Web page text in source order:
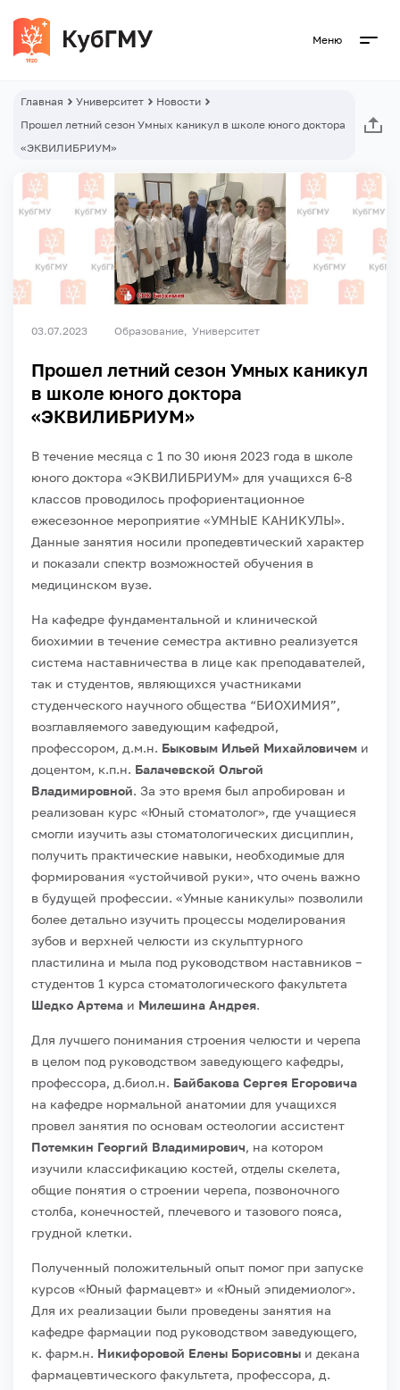
Меню
Главная Университет
Новости
Прошел летний сезон Умных каникул в школе юного доктора
«ЭКВИЛИБРИУМ»
03.07.2023 Образование Университет
Прошел летний сезон Умных каникул
в школе юного доктора
«ЭКВИЛИБРИУМ»
В течение месяца с 1 по 30 июня 2023 года в школе
юного доктора «ЭКВИЛИБРИУМ» для учащихся 6-8
классов проводилось профориентационное
ежесезонное мероприятие «УМНЫЕ КАНИКУЛЫ».
Данные занятия носили пропедевтический характер
и показали спектр возможностей обучения в
медицинском вузе.
На кафедре фундаментальной и клинической
биохимии в течение семестра активно реализуется
система наставничества в лице как преподавателей,
так и студентов, являющихся участниками
студенческого научного общества “БИОХИМИЯ”,
возглавляемого заведующим кафедрой,
профессором, д.м.н. Быковым Ильей Михайловичем и
доцентом, к.п.н. Балачевской Ольгой
Владимировной. За это время был апробирован и
реализован курс «Юный стоматолог», где учащиеся
смогли изучить азы стоматологических дисциплин,
получить практические навыки, необходимые для
формирования «устойчивой руки», что очень важно
в будущей профессии. «Умные каникулы» позволили
более детально изучить процессы моделирования
зубов и верхней челюсти из скульптурного
пластилина и мыла под руководством наставников –
студентов 1 курса стоматологического факультета
Шедко Артема и Милешина Андрея.
Для лучшего понимания строения челюсти и черепа
в целом под руководством заведующего кафедры,
профессора, д.биол.н. Байбакова Сергея Егоровича
на кафедре нормальной анатомии для учащихся
провел занятия по основам остеологии ассистент
Потемкин Георгий Владимирович, на котором
изучили классификацию костей, отделы скелета,
общие понятия о строении черепа, позвоночного
столба, конечностей, плечевого и тазового пояса,
грудной клетки.
Полученный положительный опыт помог при запуске
курсов «Юный фармацевт» и «Юный эпидемиолог».
Для их реализации были проведены занятия на
кафедре фармации под руководством заведующего,
к. фарм.н. Никифоровой Елены Борисовны и декана
фармацевтического факультета, профессора, д.